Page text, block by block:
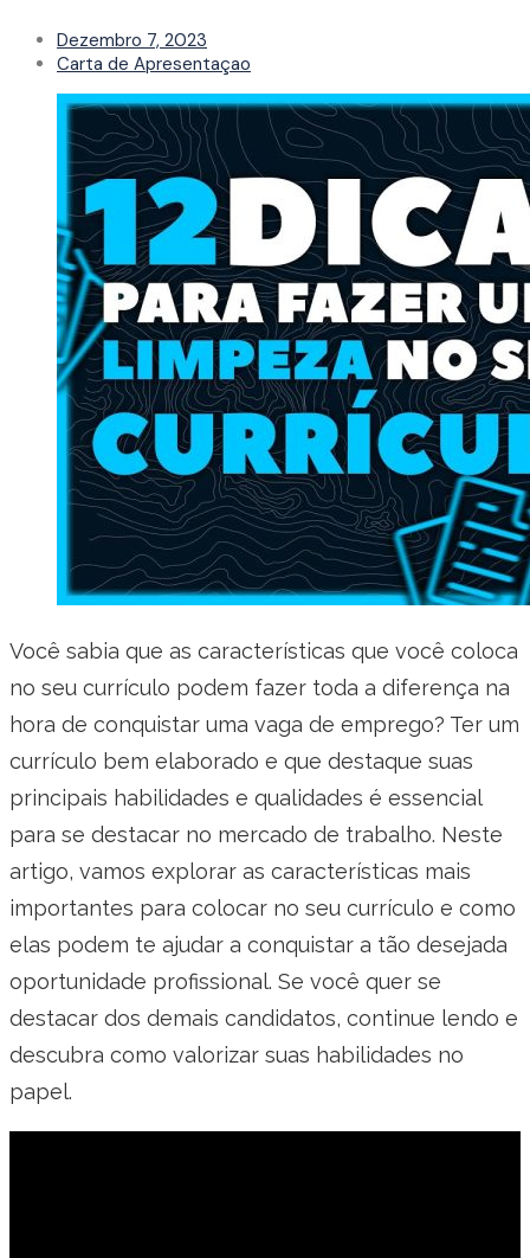
Dezembro 7, 2023
Carta de Apresentaçao
Você sabia que as características que você coloca
no seu currículo podem fazer toda a diferença na
hora de conquistar uma vaga de emprego? Ter um
currículo bem elaborado e que destaque suas
principais habilidades e qualidades é essencial
para se destacar no mercado de trabalho. Neste
artigo, vamos explorar as características mais
importantes para colocar no seu currículo e como
elas podem te ajudar a conquistar a tão desejada
oportunidade profissional. Se você quer se
destacar dos demais candidatos, continue lendo e
descubra como valorizar suas habilidades no
papel.